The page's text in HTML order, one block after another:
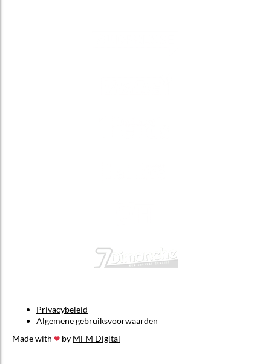
Privacybeleid
Algemene gebruiksvoorwaarden
Made with
by MFM Digital